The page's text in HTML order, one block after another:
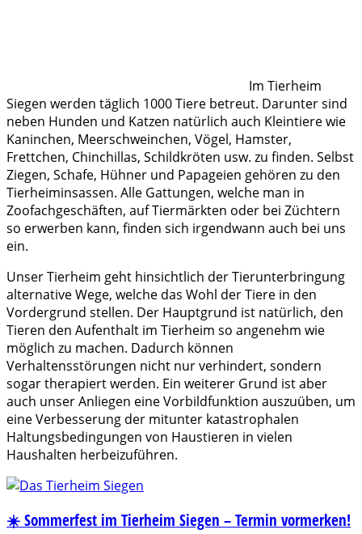
Im Tierheim
Siegen werden täglich 1000 Tiere betreut. Darunter sind
neben Hunden und Katzen natürlich auch Kleintiere wie
Kaninchen, Meerschweinchen, Vögel, Hamster,
Frettchen, Chinchillas, Schildkröten usw. zu finden. Selbst
Ziegen, Schafe, Hühner und Papageien gehören zu den
Tierheiminsassen. Alle Gattungen, welche man in
Zoofachgeschäften, auf Tiermärkten oder bei Züchtern
so erwerben kann, finden sich irgendwann auch bei uns
ein.
Unser Tierheim geht hinsichtlich der Tierunterbringung
alternative Wege, welche das Wohl der Tiere in den
Vordergrund stellen. Der Hauptgrund ist natürlich, den
Tieren den Aufenthalt im Tierheim so angenehm wie
möglich zu machen. Dadurch können
Verhaltensstörungen nicht nur verhindert, sondern
sogar therapiert werden. Ein weiterer Grund ist aber
auch unser Anliegen eine Vorbildfunktion auszuüben, um
eine Verbesserung der mitunter katastrophalen
Haltungsbedingungen von Haustieren in vielen
Haushalten herbeizuführen.
☀️ Sommerfest im Tierheim Siegen – Termin vormerken!